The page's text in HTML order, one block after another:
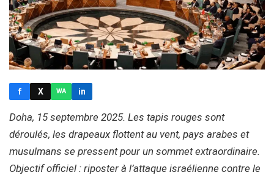
f X WA in
Doha, 15 septembre 2025. Les tapis rouges sont
déroulés, les drapeaux flottent au vent, pays arabes et
musulmans se pressent pour un sommet extraordinaire.
Objectif officiel : riposter à l’attaque israélienne contre le